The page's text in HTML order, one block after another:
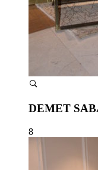
DEMET
8